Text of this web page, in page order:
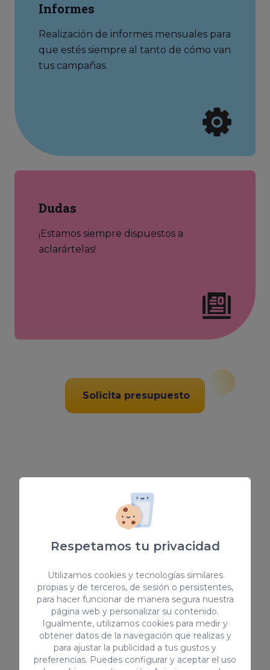
Respetamos tu privacidad
Utilizamos cookies y tecnologías similares
propias y de terceros, de sesión o persistentes,
para hacer funcionar de manera segura nuestra
página web y personalizar su contenido.
Igualmente, utilizamos cookies para medir y
obtener datos de la navegación que realizas y
para ajustar la publicidad a tus gustos y
preferencias. Puedes configurar y aceptar el uso
Informes
Realización de informes mensuales para
que estés siempre al tanto de cómo van
tus campañas.
Dudas
¡Estamos siempre dispuestos a
aclarártelas!
Solicita presupuesto
Descubre todos nuestros
servicios de publicidad de pago
Social Ads
¿Quieres llegar a más clientes y
aumentar tus ventas? Social ads
son la solución perfecta para ti.